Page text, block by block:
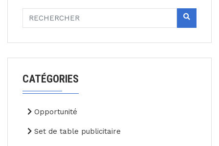
CATÉGORIES
Opportunité
Set de table publicitaire